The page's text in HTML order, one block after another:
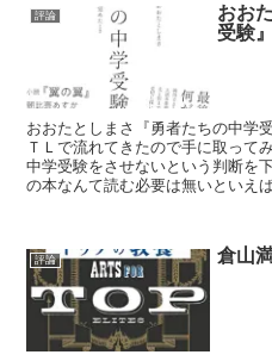
評論
おお
受験』
おおたとしまさ『勇者たちの中学
ＴＬで流れてきたので手に取って
中学受験をさせないという判断を
の本なんて読む必要は無いといえ
評論 倉山